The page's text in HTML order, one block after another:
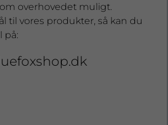
overhovedet muligt.
til vores produkter, så kan du
på: